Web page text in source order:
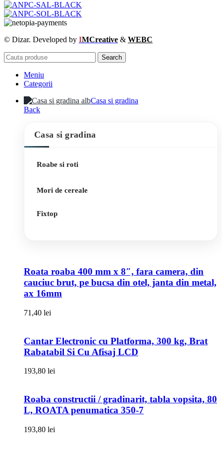
© Dizar. Developed by IMCreative & WEBC
Search
Meniu
Categorii
Casa si gradina
Back
Casa si gradina
Roabe si roti
Mori de cereale
Fixtop
Roata roaba 400 mm x 8″, fara camera, din
cauciuc brut, pe bucsa din otel, janta din metal,
ax 16mm
71,40 lei
Cantar Electronic cu Platforma, 300 kg, Brat
Rabatabil Si Cu Afisaj LCD
193,80 lei
Roaba constructii / gradinarit, tabla vopsita, 80
L, ROATA penumatica 350-7
193,80 lei